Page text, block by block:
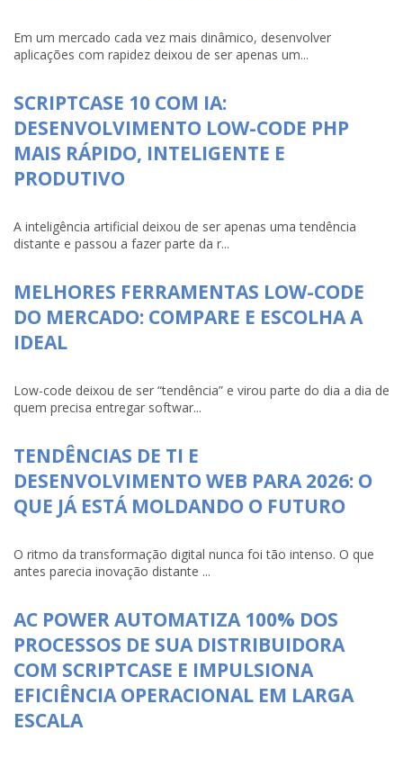
Em um mercado cada vez mais dinâmico, desenvolver
aplicações com rapidez deixou de ser apenas um...
SCRIPTCASE 10 COM IA:
DESENVOLVIMENTO LOW-CODE PHP
MAIS RÁPIDO, INTELIGENTE E
PRODUTIVO
A inteligência artificial deixou de ser apenas uma tendência
distante e passou a fazer parte da r...
MELHORES FERRAMENTAS LOW-CODE
DO MERCADO: COMPARE E ESCOLHA A
IDEAL
Low-code deixou de ser “tendência” e virou parte do dia a dia de
quem precisa entregar softwar...
TENDÊNCIAS DE TI E
DESENVOLVIMENTO WEB PARA 2026: O
QUE JÁ ESTÁ MOLDANDO O FUTURO
O ritmo da transformação digital nunca foi tão intenso. O que
antes parecia inovação distante ...
AC POWER AUTOMATIZA 100% DOS
PROCESSOS DE SUA DISTRIBUIDORA
COM SCRIPTCASE E IMPULSIONA
EFICIÊNCIA OPERACIONAL EM LARGA
ESCALA